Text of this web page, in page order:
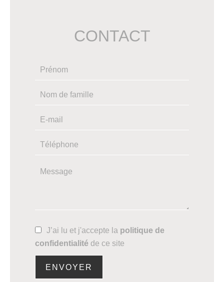
CONTACT
J’ai lu et j'accepte la politique de
confidentialité de ce site
ENVOYER